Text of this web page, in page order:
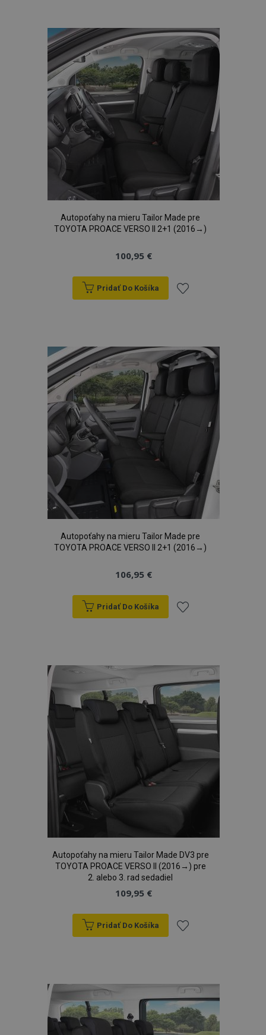
zoznamu
prianí
Autopoťahy na mieru Tailor Made pre
TOYOTA PROACE VERSO II 2+1 (2016→)
100,95 €
Pridať Do Košíka
zoznamu
prianí
Autopoťahy na mieru Tailor Made pre
TOYOTA PROACE VERSO II 2+1 (2016→)
106,95 €
Pridať Do Košíka
zoznamu
prianí
Autopoťahy na mieru Tailor Made DV3 pre
TOYOTA PROACE VERSO II (2016→) pre
2. alebo 3. rad sedadiel
109,95 €
Pridať Do Košíka
zoznamu
prianí